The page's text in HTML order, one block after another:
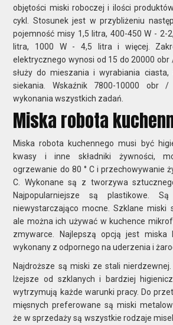
objętości miski roboczej i ilości
cykl. Stosunek jest w przybliżeniu
pojemność misy 1,5 litra, 400-450 W - 2-
litra, 1000 W - 4,5 litra i więcej.
elektrycznego wynosi od 15 do 20000 obr
służy do mieszania i wyrabiania
siekania. Wskaźnik 7800-10000 obr
wykonania wszystkich zadań.
Miska robota
Miska robota kuchennego musi być
kwasy i inne składniki żywności,
ogrzewanie do 80 ° C i przechowywanie
C. Wykonane są z tworzywa
Najpopularniejsze są plastikowe.
niewystarczająco mocne. Szklane miski
ale można ich używać w kuchence
zmywarce. Najlepszą opcją jest miska
wykonany z odpornego na uderzenia i
Najdroższe są miski ze stali
lżejsze od szklanych i bardziej
wytrzymują każde warunki pracy. Do
mięsnych preferowane są miski
że w sprzedaży są wszystkie rodzaje